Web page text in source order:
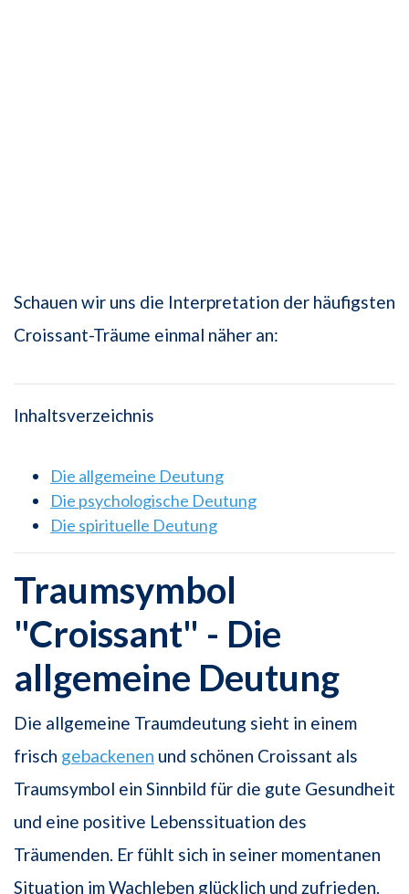
Schauen wir uns die Interpretation der häufigsten
Croissant-Träume einmal näher an:
Inhaltsverzeichnis
Die allgemeine Deutung
Die psychologische Deutung
Die spirituelle Deutung
Traumsymbol
"Croissant" - Die
allgemeine Deutung
Die allgemeine Traumdeutung sieht in einem
frisch gebackenen und schönen Croissant als
Traumsymbol ein Sinnbild für die gute Gesundheit
und eine positive Lebenssituation des
Träumenden. Er fühlt sich in seiner momentanen
Situation im Wachleben glücklich und zufrieden.